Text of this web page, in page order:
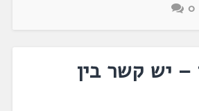
0
– יש קשר בין